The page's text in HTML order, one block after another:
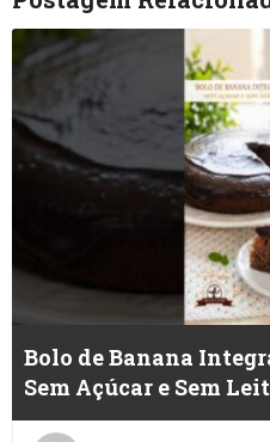
Bolo de Banana
Sem Açúcar e Sem